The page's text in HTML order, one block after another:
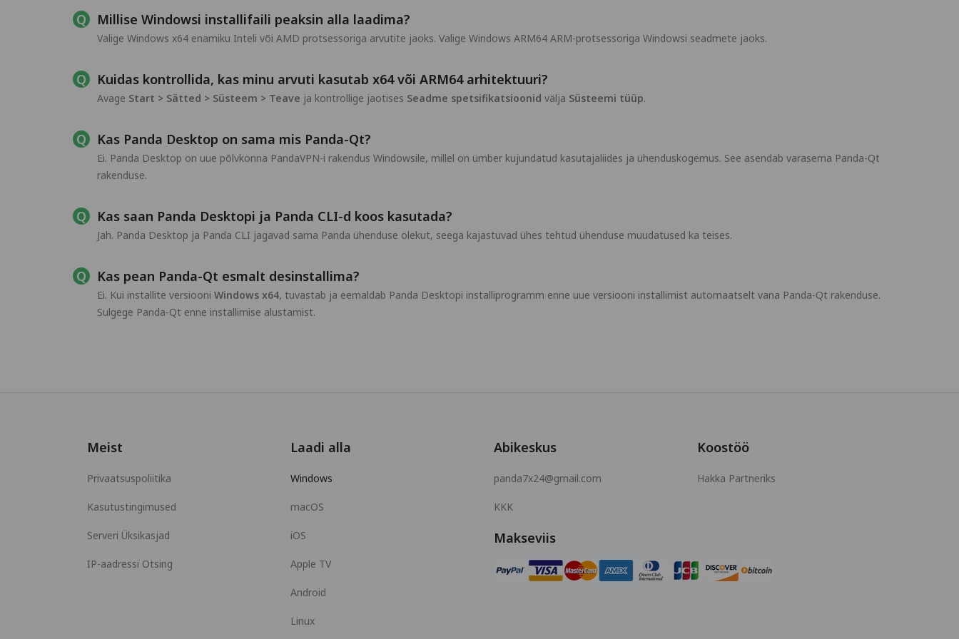
Millise Windowsi installifaili peaksin alla laadima?
Valige Windows x64 enamiku Inteli või AMD protsessoriga arvutite jaoks. Valige Windows ARM64 ARM-protsessoriga Windowsi seadmete jaoks.
Kuidas kontrollida, kas minu arvuti kasutab x64 või ARM64 arhitektuuri?
Avage Start > Sätted > Süsteem > Teave ja kontrollige jaotises Seadme spetsifikatsioonid välja Süsteemi tüüp.
Kas Panda Desktop on sama mis Panda-Qt?
Ei. Panda Desktop on uue põlvkonna PandaVPN-i rakendus Windowsile, millel on ümber kujundatud kasutajaliides ja ühenduskogemus. See asendab varasema Panda-Qt
rakenduse.
Kas saan Panda Desktopi ja Panda CLI-d koos kasutada?
Jah. Panda Desktop ja Panda CLI jagavad sama Panda ühenduse olekut, seega kajastuvad ühes tehtud ühenduse muudatused ka teises.
Kas pean Panda-Qt esmalt desinstallima?
Ei. Kui installite versiooni Windows x64, tuvastab ja eemaldab Panda Desktopi installiprogramm enne uue versiooni installimist automaatselt vana Panda-Qt rakenduse.
Sulgege Panda-Qt enne installimise alustamist.
Meist
Privaatsuspoliitika
Kasutustingimused
Serveri Üksikasjad
IP-aadressi Otsing
Laadi alla
Windows
macOS
iOS
Apple TV
Android
Linux
Abikeskus
panda7x24@gmail.com
KKK
Koostöö
Hakka Partneriks
Makseviis